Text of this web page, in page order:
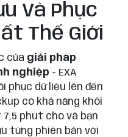
Và Phục
Thế Giới
của giải pháp
nghiệp - EXA
phục dữ liệu lên đến
có khả năng khôi
7,5 phút cho và bạn
từng phiên bản với